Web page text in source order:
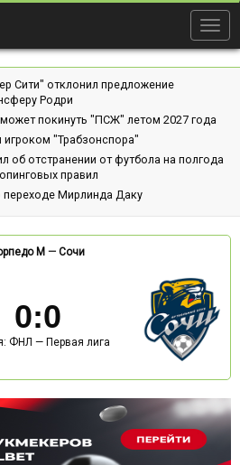
Сити" отклонил предложение
Родри
покинуть "ПСЖ" летом 2027 года
"Трабзонспора"
об отстранении от футбола на полгода
правил
переходе Мирлинда Даку
М — Сочи
0:0
ФНЛ — Первая лига